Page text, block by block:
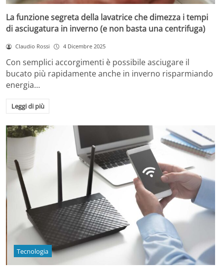
La funzione segreta della lavatrice che dimezza i tempi
di asciugatura in inverno (e non basta una centrifuga)
Claudio Rossi 4 Dicembre 2025
Con semplici accorgimenti è possibile asciugare il
bucato più rapidamente anche in inverno risparmiando
energia…
Leggi di più
Tecnologia